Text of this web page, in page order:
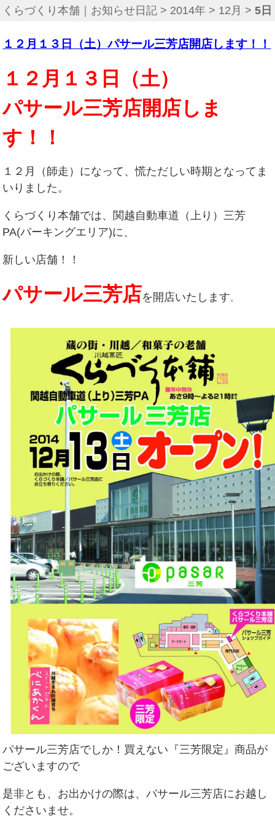
くらづくり本舗｜お知らせ日記 > 2014年 > 12月 >5日
１２月１３日（土）パサール三芳店開店します！！
１２月１３日（土）
パサール三芳店開店しま
す！！
１２月（師走）になって、慌ただしい時期となってま
いりました。
くらづくり本舗では、関越自動車道（上り）三芳
PA(パーキングエリア)に、
新しい店舗！！
パサール三芳店を開店いたします。
パサール三芳店でしか！買えない『三芳限定』商品が
ございますので
是非とも、お出かけの際は、パサール三芳店にお越し
くださいませ。